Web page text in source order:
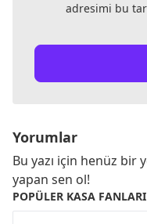
adresimi bu
Yorumlar
Bu yazı için henüz bir
yapan sen ol!
POPÜLER KASA FANLARI